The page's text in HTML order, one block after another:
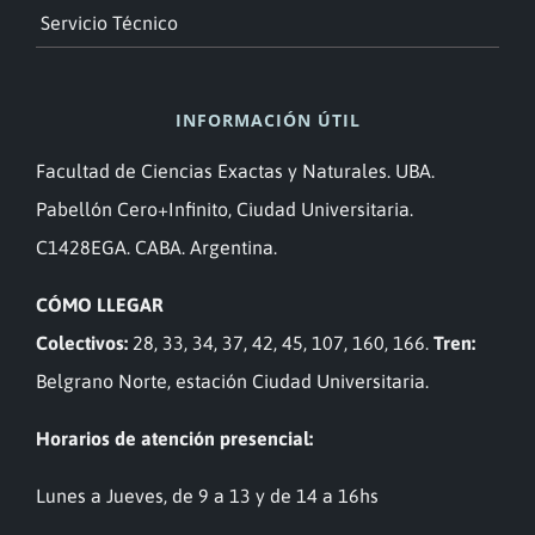
Servicio Técnico
INFORMACIÓN ÚTIL
Facultad de Ciencias Exactas y Naturales. UBA.
Pabellón Cero+Infinito, Ciudad Universitaria.
C1428EGA. CABA. Argentina.
CÓMO LLEGAR
Colectivos: 28, 33, 34, 37, 42, 45, 107, 160, 166. Tren:
Belgrano Norte, estación Ciudad Universitaria.
Horarios de atención presencial:
Lunes a Jueves, de 9 a 13 y de 14 a 16hs